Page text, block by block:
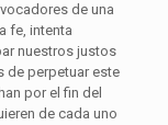
de una
fe, intenta
nuestros justos
de perpetuar este
por el fin del
de cada uno